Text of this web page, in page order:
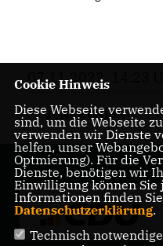
07.11.2022, 14:23
JUNGE UNION
Cookie Hinweis
Diese Webseite
sind, um die Webseite
verwenden wir Dienste
helfen, unser
Optmierung). Für die
Dienste, benötigen wir
Einwilligung können
Informationen finden
Datenschutzerklärung.
Technisch